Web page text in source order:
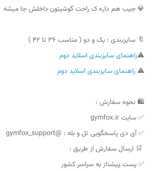
💎 جیب هم داره ک راحت گوشیتون داخلش جا میشه
🔖 سایزبندی : یک و دو ( مناسب ۳۶ تا ۴۲ )
⚠️راهنمای سایزبندی اسلاید دوم
⚠️ راهنمای سایزبندی اسلاید دوم
🛍 نحوه سفارش :
✅ سایت gymfox.ir
✅ آی دی پاسخگویی تل و بله : @gymfox_support
🛒 ارسال سفارش از طریق :
✅ پست پیشتاز به سراسر کشور